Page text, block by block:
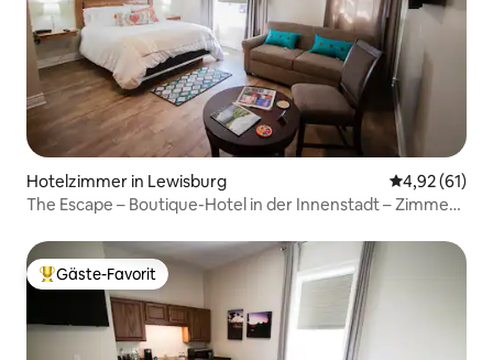
Hotelzimmer in Lewisburg
4,92 (61)
The Escape – Boutique-Hotel in der Innenstadt – Zimmer
Beliebter Gäste-Favorit.
Gäste-Favorit